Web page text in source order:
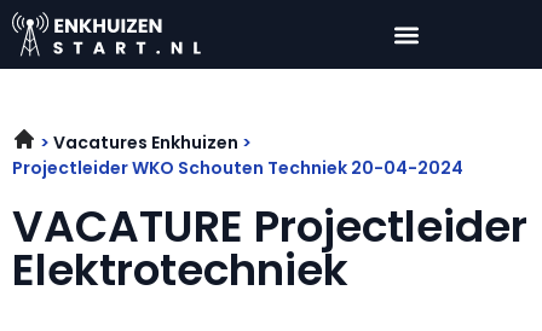
Vacatures Enkhuizen
Projectleider WKO Schouten Techniek 20-04-2024
VACATURE Projectleider
Elektrotechniek